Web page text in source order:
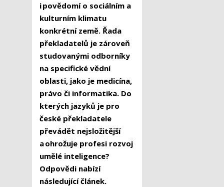
i povědomí o sociálním a
kulturním klimatu
konkrétní země. Řada
překladatelů je zároveň
studovanými odborníky
na specifické vědní
oblasti, jako je medicína,
právo či informatika. Do
kterých jazyků je pro
české překladatele
převádět nejsložitější
a ohrožuje profesi rozvoj
umělé inteligence?
Odpovědi nabízí
následující článek.